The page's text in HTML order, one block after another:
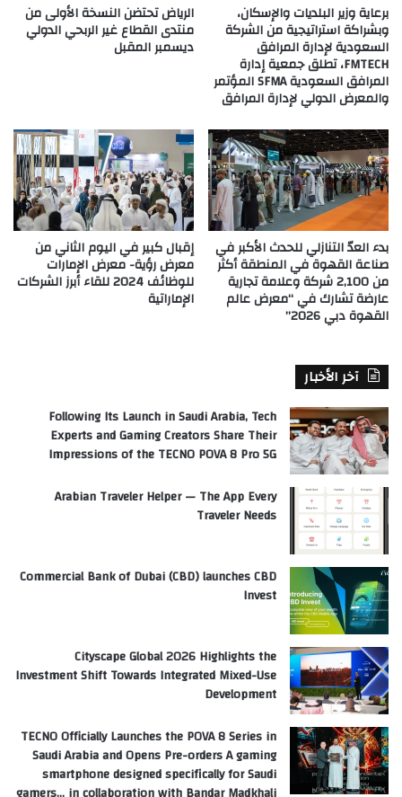
برعاية وزير البلديات والإسكان،
وبشراكة استراتيجية من الشركة
السعودية لإدارة المرافق
FMTECH، تطلق جمعية إدارة
المرافق السعودية SFMA المؤتمر
والمعرض الدولي لإدارة المرافق
الرياض تحتضن النسخة الأولى من
منتدى القطاع غير الربحي الدولي
ديسمبر المقبل
بدء العدّ التنازلي للحدث الأكبر في
صناعة القهوة في المنطقة أكثر
من 2,100 شركة وعلامة تجارية
عارضة تشارك في “معرض عالم
القهوة دبي 2026”
إقبال كبير في اليوم الثاني من
معرض رؤية- معرض الإمارات
للوظائف 2024 للقاء أبرز الشركات
الإماراتية
آخر الأخبار
Following Its Launch in Saudi Arabia, Tech
Experts and Gaming Creators Share Their
Impressions of the TECNO POVA 8 Pro 5G
Arabian Traveler Helper — The App Every
Traveler Needs
Commercial Bank of Dubai (CBD) launches CBD
Invest
Cityscape Global 2026 Highlights the
Investment Shift Towards Integrated Mixed-Use
Development
TECNO Officially Launches the POVA 8 Series in
Saudi Arabia and Opens Pre-orders A gaming
smartphone designed specifically for Saudi